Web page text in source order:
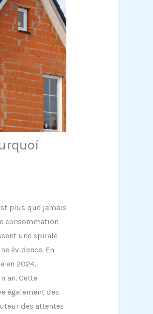
plus que jamais
consommation
une spirale
évidence. En
en 2024,
an. Cette
également des
des attentes